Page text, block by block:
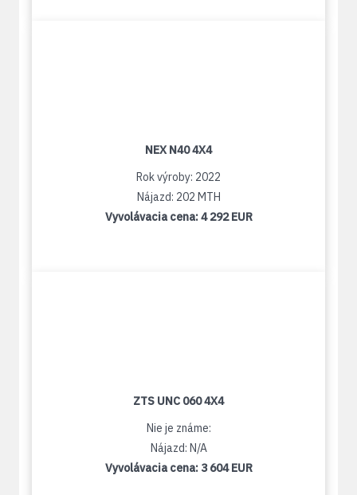
NEX N40 4X4
Rok výroby: 2022
Nájazd: 202 MTH
Vyvolávacia cena:4 292 EUR
ZTS UNC 060 4X4
Nie je známe:
Nájazd: N/A
Vyvolávacia cena: 3 604 EUR